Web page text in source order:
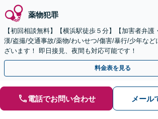
薬物犯罪
【初回相談無料】【横浜駅徒歩５分】【加害者弁護
漢/盗撮/交通事故/薬物/わいせつ/傷害/暴行/少年など
ざいます！ 即日接見、夜間も対応可能です！
料金表を見る
電話でお問い合わせ メール